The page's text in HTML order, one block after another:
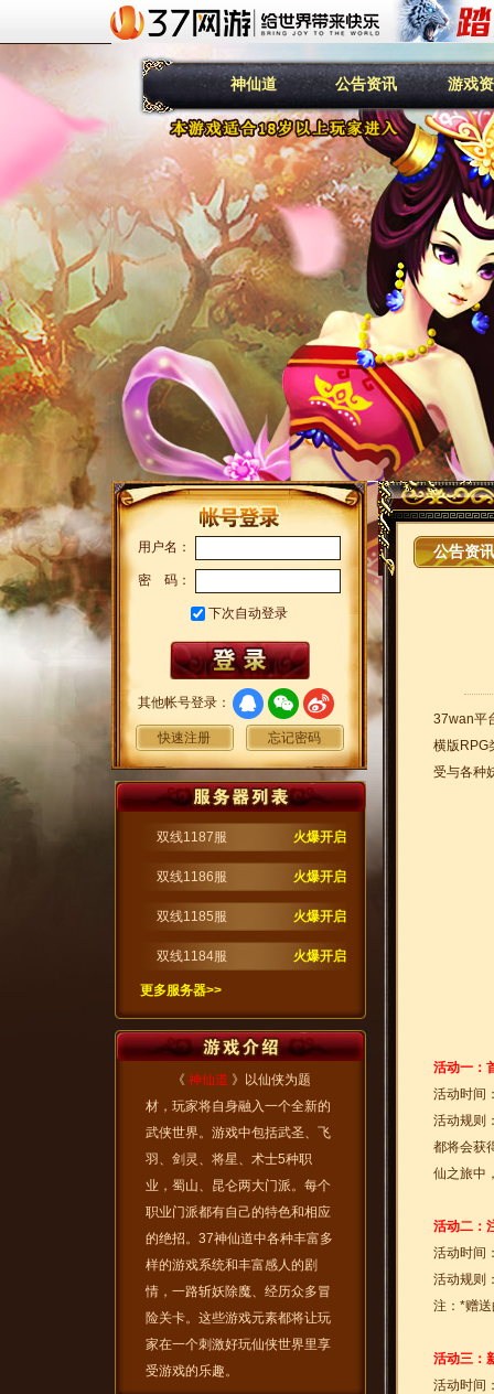
神仙道 公告资讯 游戏
公告资讯
37wan平
横版RPG
受与各种
活动一：
活动时间
活动规则
都将会获
仙之旅中
活动二：
活动时间
活动规则
注：*赠
活动三：
活动时间
用户名：
密 码：
下次自动登录
其他帐号登录：
快速注册 忘记密码
火爆开启
双线1187服
火爆开启
双线1186服
火爆开启
双线1185服
火爆开启
双线1184服
更多服务器>>
《 神仙道 》以仙侠为题
材，玩家将自身融入一个全新的
武侠世界。游戏中包括武圣、飞
羽、剑灵、将星、术士5种职
业，蜀山、昆仑两大门派。每个
职业门派都有自己的特色和相应
的绝招。37神仙道中各种丰富多
样的游戏系统和丰富感人的剧
情，一路斩妖除魔、经历众多冒
险关卡。这些游戏元素都将让玩
家在一个刺激好玩仙侠世界里享
受游戏的乐趣。